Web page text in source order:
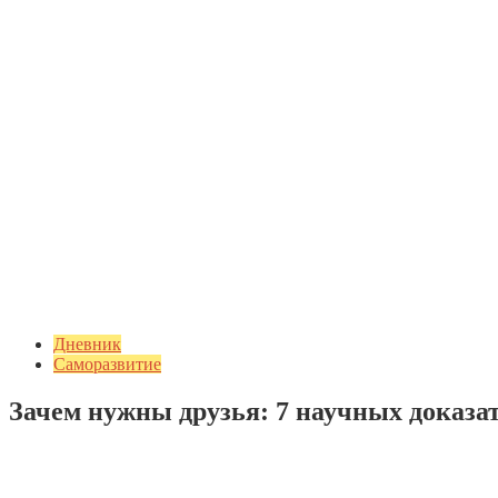
Дневник
Саморазвитие
Зачем нужны друзья: 7 научных